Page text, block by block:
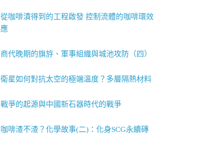
從咖啡漬得到的工程啟發 控制流體的咖啡環效
應
商代晚期的旗斿、軍事組織與城池攻防（四）
衛星如何對抗太空的極端溫度？多層隔熱材料
戰爭的起源與中國新石器時代的戰爭
咖啡渣不渣？化學故事(二)：化身SCG永續磚